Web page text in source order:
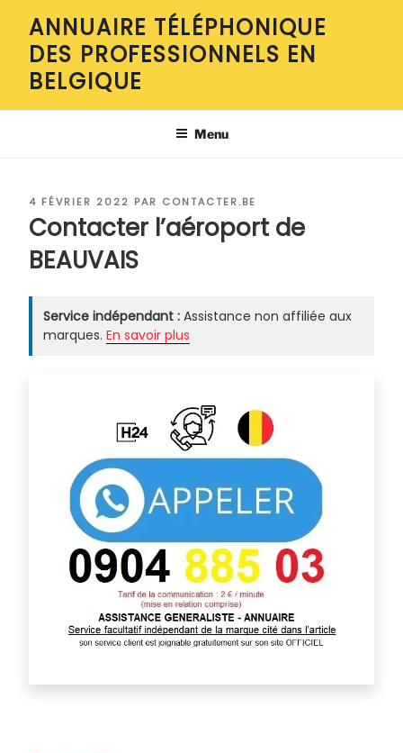
contenu
principal
ANNUAIRE TÉLÉPHONIQUE
DES PROFESSIONNELS EN
BELGIQUE
Menu
PUBLIÉ
LE
4 FÉVRIER 2022 PAR CONTACTER.BE
Contacter l’aéroport de
BEAUVAIS
Service indépendant : Assistance non affiliée aux
marques. En savoir plus